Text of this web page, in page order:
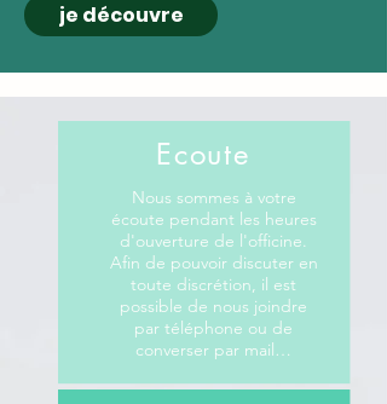
je découvre
Ecoute
Nous sommes à votre
écoute pendant les heures
d'ouverture de l'officine.
Afin de pouvoir discuter en
toute discrétion, il est
possible de nous joindre
par téléphone ou de
converser par mail…